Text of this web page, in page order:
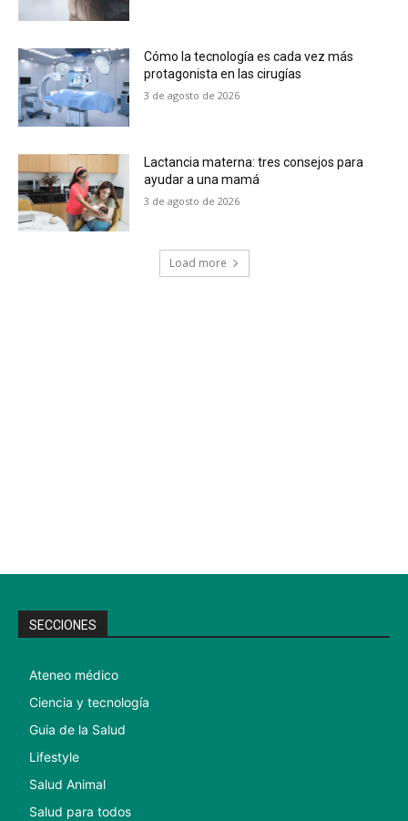
Cómo la tecnología es cada vez más
protagonista en las cirugías
3 de agosto de 2026
Lactancia materna: tres consejos para
ayudar a una mamá
3 de agosto de 2026
Load more
SECCIONES
Ateneo médico
Ciencia y tecnología
Guia de la Salud
Lifestyle
Salud Animal
Salud para todos